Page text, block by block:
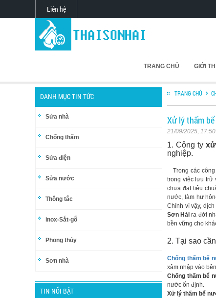
Liên hệ
TRANG CHỦ GIỚI
DANH MỤC TIN TỨC
Sửa nhà
Chống thấm
Sửa điện
Sửa nước
Thông tắc
inox-Sắt-gỗ
Phong thủy
Sơn nhà
TIN NỔI BẬT
TRANG CHỦ
Xử lý thấm
21/09/2025, 17:50
1. Công ty
nghiệp.
Trong các công
trong việc lưu trữ
chưa đạt tiêu
nước, làm hư
Chính vì vậy, dịch
Sơn Hải ra đời
bền vững cho
2. Tại sao cần
Chống thấm bể
xâm nhập vào
Chống thấm bể
nước ổn định.
Xử lý thấm bể